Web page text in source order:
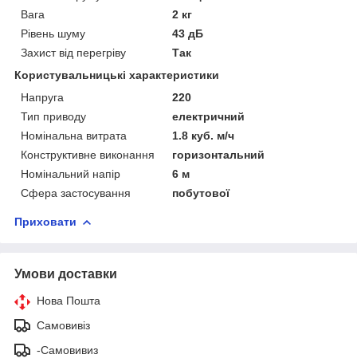
Вага
2 кг
Рівень шуму
43 дБ
Захист від перегріву
Так
Користувальницькі характеристики
Напруга
220
Тип приводу
електричний
Номінальна витрата
1.8 куб. м/ч
Конструктивне виконання
горизонтальний
Номінальний напір
6 м
Сфера застосування
побутової
Приховати
Умови доставки
Нова Пошта
Самовивіз
-Самовивиз